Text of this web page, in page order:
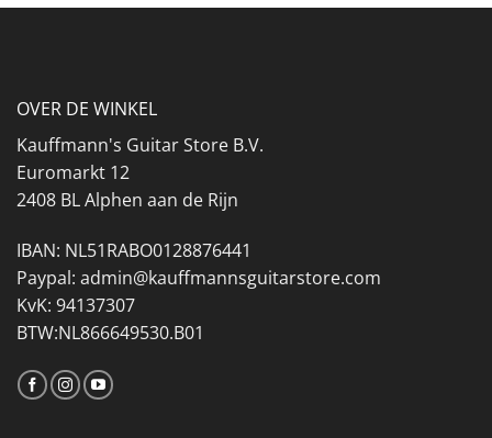
OVER DE WINKEL
Kauffmann's Guitar Store B.V.
Euromarkt 12
2408 BL Alphen aan de Rijn
IBAN: NL51RABO0128876441
Paypal: admin@kauffmannsguitarstore.com
KvK: 94137307
BTW:NL866649530.B01